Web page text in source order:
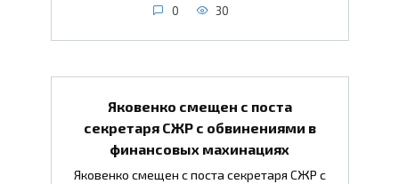
0 30
Яковенко смещен с поста
секретаря СЖР с обвинениями в
финансовых махинациях
Яковенко смещен с поста секретаря СЖР с